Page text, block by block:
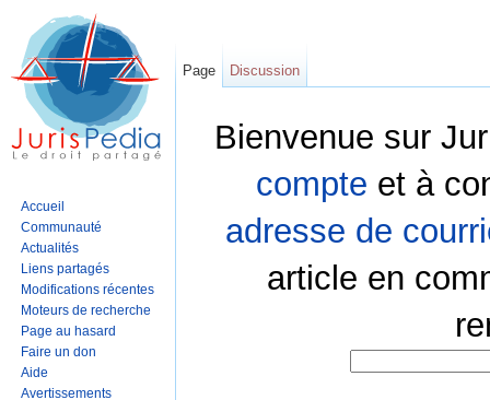
Bienvenue sur
compte et à
adresse de
article en
Page Discussion
Accueil
Communauté
Actualités
Liens partagés
Modifications récentes
Moteurs de recherche
Page au hasard
Faire un don
Aide
Avertissements